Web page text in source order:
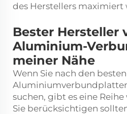
des Herstellers maximiert
Bester Hersteller
Aluminium-
meiner Nähe
Wenn Sie nach den
suchen, gibt es eine
Sie berücksichtigen